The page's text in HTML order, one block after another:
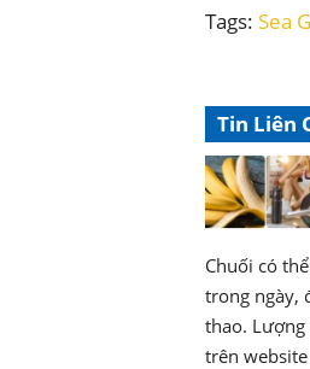
Tags: Sea
Tin Liên
Chuối có
trong ngày,
thao.
trên website